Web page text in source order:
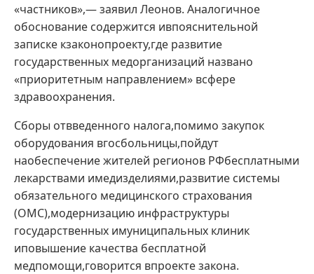
«частников»,— заявил Леонов. Аналогичное
обоснование содержится ивпояснительной
записке кзаконопроекту,где развитие
государственных медорганизаций названо
«приоритетным направлением» всфере
здравоохранения.
Сборы отвведенного налога,помимо закупок
оборудования вгосбольницы,пойдут
наобеспечение жителей регионов РФбесплатными
лекарствами имедизделиями,развитие системы
обязательного медицинского страхования
(ОМС),модернизацию инфраструктуры
государственных имуниципальных клиник
иповышение качества бесплатной
медпомощи,говорится впроекте закона.